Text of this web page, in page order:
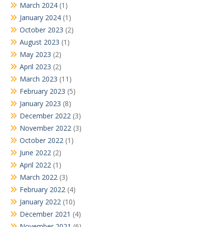
March 2024 (1)
January 2024 (1)
October 2023 (2)
August 2023 (1)
May 2023 (2)
April 2023 (2)
March 2023 (11)
February 2023 (5)
January 2023 (8)
December 2022 (3)
November 2022 (3)
October 2022 (1)
June 2022 (2)
April 2022 (1)
March 2022 (3)
February 2022 (4)
January 2022 (10)
December 2021 (4)